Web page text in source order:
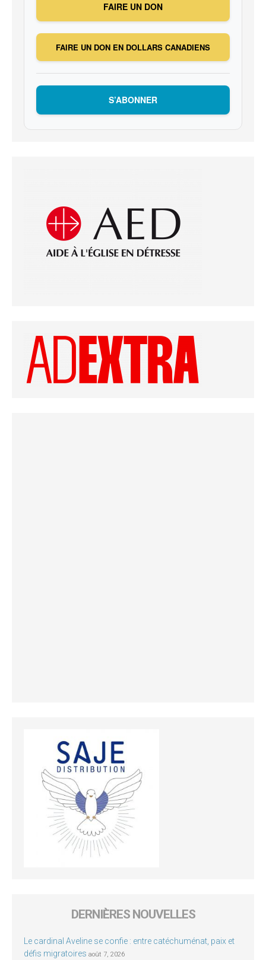
FAIRE UN DON
FAIRE UN DON EN DOLLARS CANADIENS
S’ABONNER
DERNIÈRES NOUVELLES
Le cardinal Aveline se confie : entre catéchuménat, paix et
défis migratoires août 7, 2026